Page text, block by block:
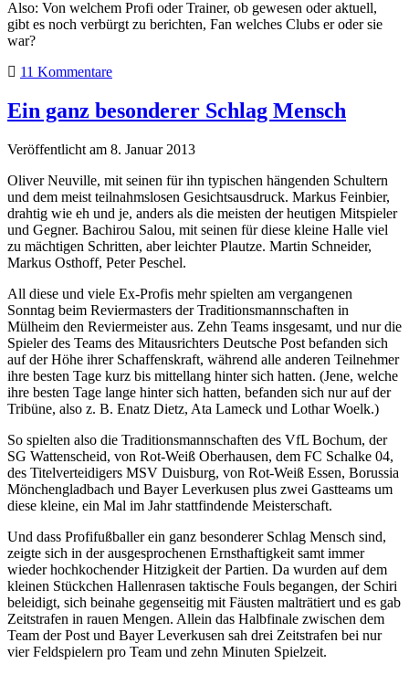
Also: Von welchem Profi oder Trainer, ob gewesen oder aktuell,
gibt es noch verbürgt zu berichten, Fan welches Clubs er oder sie
war?
11 Kommentare
Ein ganz besonderer Schlag Mensch
Veröffentlicht am 8. Januar 2013
Oliver Neuville, mit seinen für ihn typischen hängenden Schultern
und dem meist teilnahmslosen Gesichtsausdruck. Markus Feinbier,
drahtig wie eh und je, anders als die meisten der heutigen Mitspieler
und Gegner. Bachirou Salou, mit seinen für diese kleine Halle viel
zu mächtigen Schritten, aber leichter Plautze. Martin Schneider,
Markus Osthoff, Peter Peschel.
All diese und viele Ex-Profis mehr spielten am vergangenen
Sonntag beim Reviermasters der Traditionsmannschaften in
Mülheim den Reviermeister aus. Zehn Teams insgesamt, und nur die
Spieler des Teams des Mitausrichters Deutsche Post befanden sich
auf der Höhe ihrer Schaffenskraft, während alle anderen Teilnehmer
ihre besten Tage kurz bis mittellang hinter sich hatten. (Jene, welche
ihre besten Tage lange hinter sich hatten, befanden sich nur auf der
Tribüne, also z. B. Enatz Dietz, Ata Lameck und Lothar Woelk.)
So spielten also die Traditionsmannschaften des VfL Bochum, der
SG Wattenscheid, von Rot-Weiß Oberhausen, dem FC Schalke 04,
des Titelverteidigers MSV Duisburg, von Rot-Weiß Essen, Borussia
Mönchengladbach und Bayer Leverkusen plus zwei Gastteams um
diese kleine, ein Mal im Jahr stattfindende Meisterschaft.
Und dass Profifußballer ein ganz besonderer Schlag Mensch sind,
zeigte sich in der ausgesprochenen Ernsthaftigkeit samt immer
wieder hochkochender Hitzigkeit der Partien. Da wurden auf dem
kleinen Stückchen Hallenrasen taktische Fouls begangen, der Schiri
beleidigt, sich beinahe gegenseitig mit Fäusten malträtiert und es gab
Zeitstrafen in rauen Mengen. Allein das Halbfinale zwischen dem
Team der Post und Bayer Leverkusen sah drei Zeitstrafen bei nur
vier Feldspielern pro Team und zehn Minuten Spielzeit.